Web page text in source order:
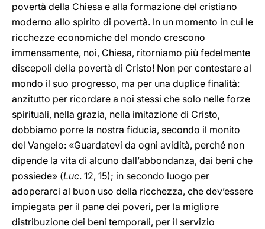
povertà della Chiesa e alla formazione del cristiano
moderno allo spirito di povertà. In un momento in cui le
ricchezze economiche del mondo crescono
immensamente, noi, Chiesa, ritorniamo più fedelmente
discepoli della povertà di Cristo! Non per contestare al
mondo il suo progresso, ma per una duplice finalità:
anzitutto per ricordare a noi stessi che solo nelle forze
spirituali, nella grazia, nella imitazione di Cristo,
dobbiamo porre la nostra fiducia, secondo il monito
del Vangelo: «Guardatevi da ogni avidità, perché non
dipende la vita di alcuno dall’abbondanza, dai beni che
possiede» (Luc. 12, 15); in secondo luogo per
adoperarci al buon uso della ricchezza, che dev’essere
impiegata per il pane dei poveri, per la migliore
distribuzione dei beni temporali, per il servizio